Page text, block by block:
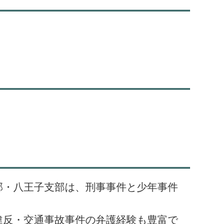
八王子支部は、刑事事件と少年事件
・交通事故事件の弁護経験も豊富で